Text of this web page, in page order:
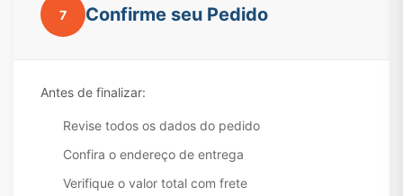
7 Confirme seu Pedido
Antes de finalizar:
Revise todos os dados do pedido
Confira o endereço de entrega
Verifique o valor total com frete